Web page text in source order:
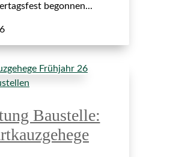
begonnen...
Baustelle: